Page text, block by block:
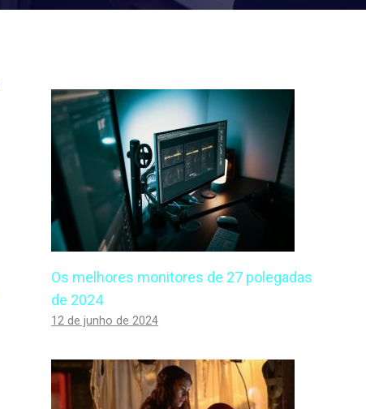
Os melhores monitores de 27 polegadas
de 2024
12 de junho de 2024